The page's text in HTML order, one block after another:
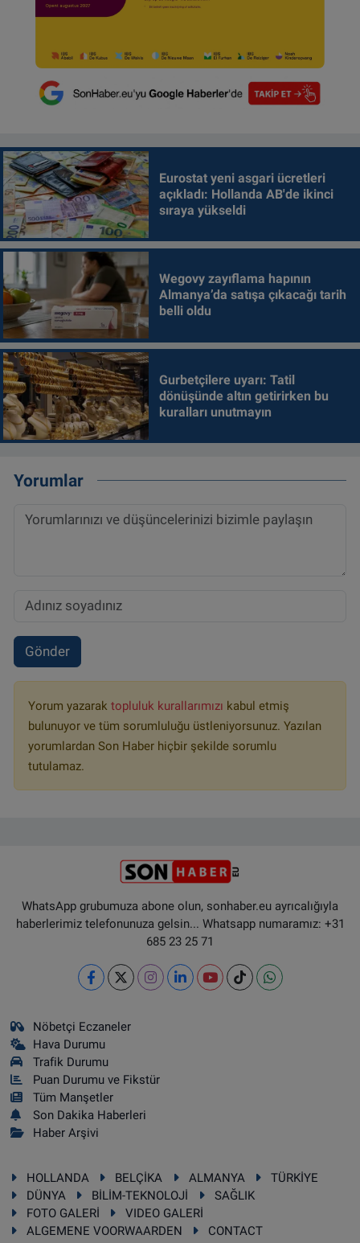
Eurostat yeni asgari ücretleri
açıkladı: Hollanda AB'de ikinci
sıraya yükseldi
Wegovy zayıflama hapının
Almanya’da satışa çıkacağı tarih
belli oldu
Gurbetçilere uyarı: Tatil
dönüşünde altın getirirken bu
kuralları unutmayın
Yorumlar
Gönder
Yorum yazarak topluluk kurallarımızı kabul etmiş
bulunuyor ve tüm sorumluluğu üstleniyorsunuz. Yazılan
yorumlardan Son Haber hiçbir şekilde sorumlu
tutulamaz.
WhatsApp grubumuza abone olun, sonhaber.eu ayrıcalığıyla
haberlerimiz telefonunuza gelsin... Whatsapp numaramız: +31
685 23 25 71
Nöbetçi Eczaneler
Hava Durumu
Trafik Durumu
Puan Durumu ve Fikstür
Tüm Manşetler
Son Dakika Haberleri
Haber Arşivi
HOLLANDA BELÇİKA ALMANYA
TÜRKİYE
DÜNYA
BİLİM-TEKNOLOJİ
SAĞLIK
FOTO GALERİ
VIDEO GALERİ
ALGEMENE VOORWAARDEN
CONTACT